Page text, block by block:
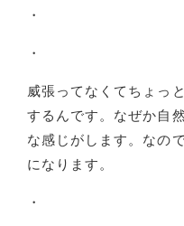
・
・
威張ってなくてちょっ
するんです。なぜか自
な感じがします。なの
になります。
・